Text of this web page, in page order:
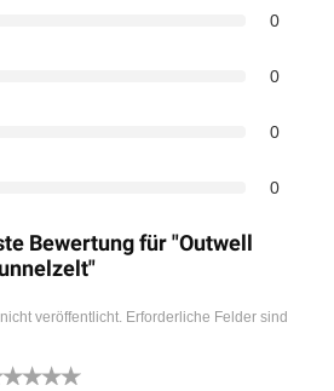
0
0
0
0
Bewertung für "Outwell
veröffentlicht. Erforderliche Felder sind